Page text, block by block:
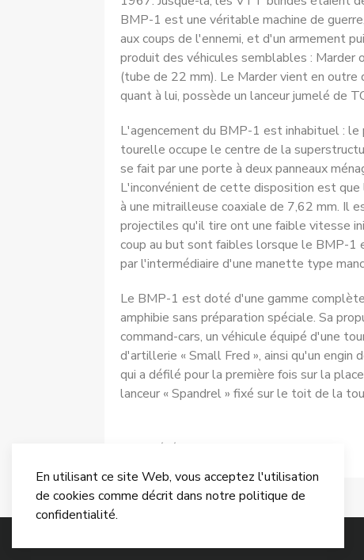
En utilisant ce site Web, vous acceptez l'utilisation
de cookies comme décrit dans notre politique de
confidentialité.
BMP-1 est une véritable machine de
aux coups de l'ennemi, et d'un arme­ment
produit des véhicules sem­blables : Marder
(tube de 22 mm). Le Marder vient en
quant à lui, possède un lanceur jumelé de
L'agencement du BMP-1 est inha­bituel :
tourelle occupe le centre de la
se fait par une porte à deux panneaux
L'incon­vénient de cette disposition est
à une mitrailleuse coaxiale de 7,62 mm. Il
projectiles qu'il tire ont une faible vitesse
coup au but sont faibles lorsque le BMP-1
par l'intermédiaire d'une manette type
Le BMP-1 est doté d'une gamme
amphibie sans préparation spéciale. Sa
command-cars, un véhicule équipé d'une
d'artillerie « Small Fred », ainsi qu'un engin
qui a défilé pour la première fois sur la
lanceur « Spandrel » fixé sur le toit de la
Article précédent : BTR-50PK
Précédent